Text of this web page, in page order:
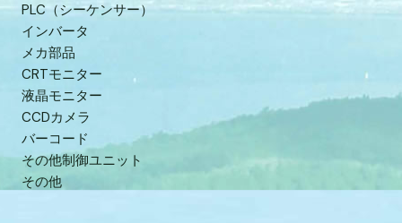
PLC（シーケンサー）
インバータ
メカ部品
CRTモニター
液晶モニター
CCDカメラ
バーコード
その他制御ユニット
その他